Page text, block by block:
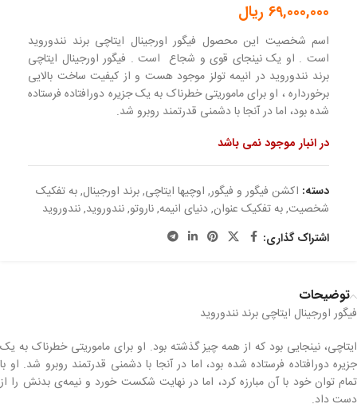
69,000,000 ریال
اسم شخصیت این محصول فیگور اورجینال ایتاچی برند نندوروید
است . او یک نینجای قوی و شجاع است . فیگور اورجینال ایتاچی
برند نندوروید در انیمه تولز موجود هست و از کیفیت ساخت بالایی
برخورداره ، او برای ماموریتی خطرناک به یک جزیره دورافتاده فرستاده
شده بود، اما در آنجا با دشمنی قدرتمند روبرو شد.
در انبار موجود نمی باشد
دسته: اکشن فیگور و فیگور, اوچیها ایتاچی,برند اورجینال,به تفکیک
شخصیت,به تفکیک عنوان,دنیای انیمه,ناروتو,نندوروید,نندوروید
اشتراک گذاری:
توضیحات
فیگور اورجینال ایتاچی برند نندوروید
ایتاچی، نینجایی بود که از همه چیز گذشته بود. او برای ماموریتی خطرناک به یک
جزیره دورافتاده فرستاده شده بود، اما در آنجا با دشمنی قدرتمند روبرو شد. او با
تمام توان خود با آن مبارزه کرد، اما در نهایت شکست خورد و نیمه‌ی بدنش را از
دست داد.